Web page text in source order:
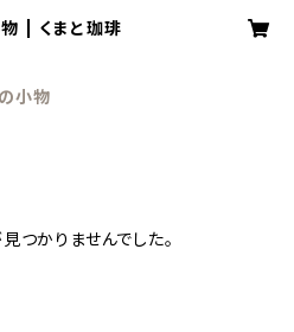
| くまと珈琲
小物
つかりませんでした。